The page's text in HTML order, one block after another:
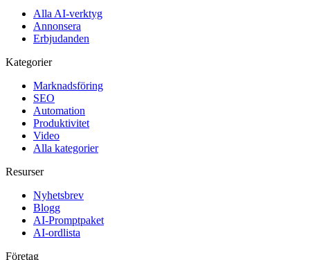
Alla AI-verktyg
Annonsera
Erbjudanden
Kategorier
Marknadsföring
SEO
Automation
Produktivitet
Video
Alla kategorier
Resurser
Nyhetsbrev
Blogg
AI-Promptpaket
AI-ordlista
Företag